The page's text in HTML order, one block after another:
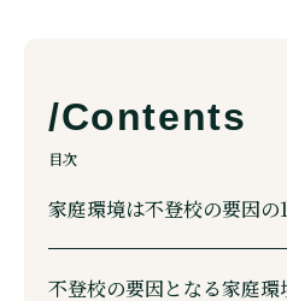
目次
家庭環境は不登校の要因の
不登校の要因となる家庭環